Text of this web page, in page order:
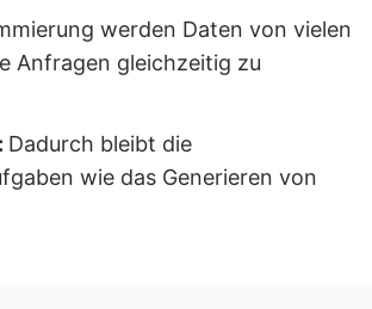
werden Daten von vielen
Anfragen gleichzeitig zu
Dadurch bleibt die
wie das Generieren von